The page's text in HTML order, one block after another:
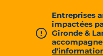
Entreprises
impactées
Gironde &